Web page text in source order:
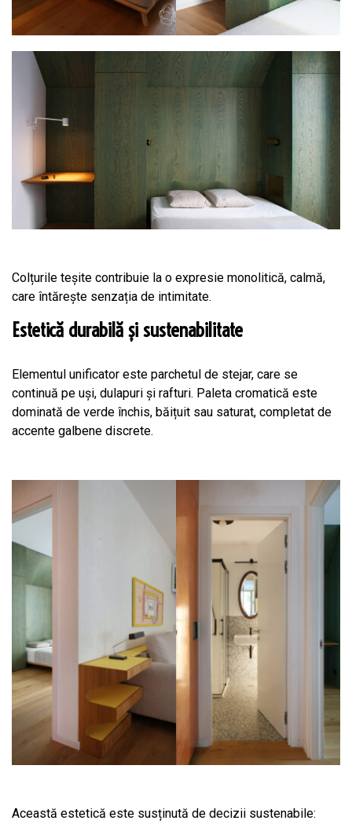
Colțurile teșite contribuie la o expresie monolitică, calmă,
care întărește senzația de intimitate.
Estetică durabilă și sustenabilitate
Elementul unificator este parchetul de stejar, care se
continuă pe uși, dulapuri și rafturi. Paleta cromatică este
dominată de verde închis, băițuit sau saturat, completat de
accente galbene discrete.
Această estetică este susținută de decizii sustenabile: